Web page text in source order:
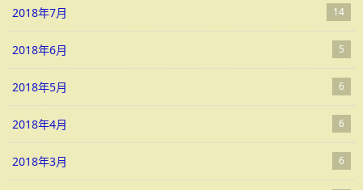
2018年7月 14
2018年6月 5
2018年5月 6
2018年4月 6
2018年3月 6